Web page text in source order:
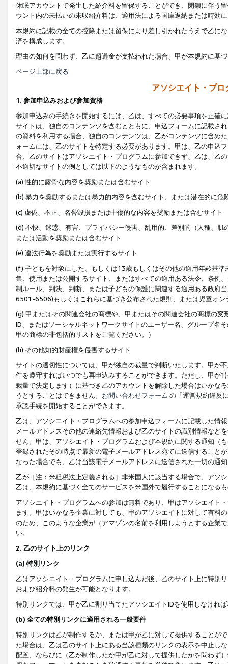
休眠アカウントで発生した紹介料を留保することができ、閉鎖に伴う
ウント内の未払いの未収紹介料は、適用法による国庫返納または時効
本規約に記載の全ての控除または留保により差し引かれたうえで乙に
済を構成します。
理由の如何を問わず、乙に超過金が支払われた場合、甲が本規約に基
ページ上部に戻る
アソシエイト・プ
1. 参加申込みおよび参加資格
参加申込みの手続きを開始するには、乙は、すべての必要事項を正確
サイトは、独自のコンテンツを含むとともに、申込フォームに記載さ
の資料を利用する場合、独自のコンテンツは、乙がコンテンツに含め
ォームには、乙のサイトを特定する必要があります。甲は、乙の申込
合、乙のサイトはアソシエイト・プログラムに参加できず、乙は、乙
不適切なサイトの例としては以下のようなものが含まれます。
(a) 性的に露骨な内容を奨励または含むサイト
(b) 暴力を奨励するまたは暴力的内容を含むサイト、または潜在的に
(c) 虚偽、不正、名誉毀損または中傷的な内容を奨励または含むサイト
(d) 不快、迷惑、有害、プライバシー侵害、乱用的、差別的（人種、
または活動を奨励または含むサイト
(e) 違法行為を奨励または実行するサイト
(f) 子どもを対象にした、もしくは13歳もしくはその他の適用年齢基
集、使用または公開するサイト、またはすべての適用ある法令、条例
制ルール、判決、判断、または子どもの保護に関連する適用ある政府
6501-6506)もしくはこれらに基づき公布された規則、または児童オン
(g) 甲またはその関連会社の商標や、甲またはその関連会社の商標の
ID、またはソーシャルネットワークサイトのユーザー名、グループ名
甲の商標の非包括的リストをご覧ください。）
(h) その他知的財産権を侵害するサイト
サイトの適切性については、甲が独自の裁量で判断いたします。甲が
件を遵守すればいつでも再申込みすることができます。ただし、甲が
裁量で決定します）に基づき乙のアカウントを解除した場合はいかな
うとすることはできません。 お問い合わせフォーム の「運営規約違反
承認手続を開始することができます。
乙は、アソシエイト・プログラムへの参加申込フォームに記載した情
メールアドレスその他の連絡先情報および乙のサイトの識別情報など
せん。甲は、アソシエイト・プログラムおよび本規約に関する通知（
登録されたその時点で最新の電子メールアドレス宛てに送信すること
なった場合でも、乙は当該電子メールアドレスに送信された一切の通
乙が［注：米租税法上定義される］非米国人に該当する場合で、アソ
乙は、本規約に基づく全てのサービスを米国外で履行することになる
アソシエイト・プログラムへの参加は無料であり、甲はアソシエイト
ます。甲はいかなる企業に対しても、甲のアソシエイトに対して有料
のため、このような企業が（アマゾンの名前を利用しようとする企業
い。
2. 乙のサイト上のリンク
(a) 特別リンク
乙はアソシエイト・プログラムに申し込んだ後、乙のサイト上に特別
および紹介料の発生が可能となります。
特別リンクでは、甲が乙に割り当てたアソシエイトIDを使用しなけれ
(b) 全ての特別リンクに適用される一般要件
特別リンクは乙が制作するか、または甲が乙に対して提供することが
た場合は、乙は乙のサイト上にある当該種類のリンクの表示を中止し
配置、ならびに（乙が制作したか甲が乙に対して提供したかを問わず